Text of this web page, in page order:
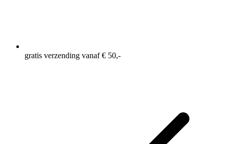
gratis verzending vanaf € 50,-